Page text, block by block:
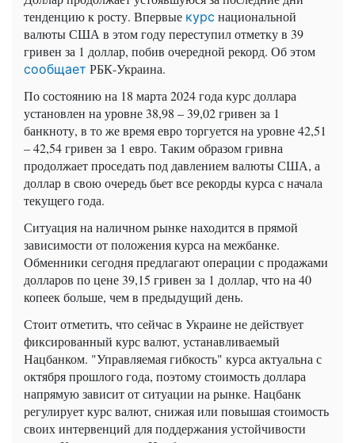
тенденцию к росту. Впервые курс национальной
валюты США в этом году переступил отметку в 39
гривен за 1 доллар, побив очередной рекорд. Об этом
сообщает РБК-Украина.
По состоянию на 18 марта 2024 года курс доллара
установлен на уровне 38,98 – 39,02 гривен за 1
банкноту, в то же время евро торгуется на уровне 42,51
– 42,54 гривен за 1 евро. Таким образом гривна
продолжает проседать под давлением валюты США, а
доллар в свою очередь бьет все рекорды курса с начала
текущего года.
Ситуация на наличном рынке находится в прямой
зависимости от положения курса на межбанке.
Обменники сегодня предлагают операции с продажами
долларов по цене 39,15 гривен за 1 доллар, что на 40
копеек больше, чем в предыдущий день.
Стоит отметить, что сейчас в Украине не действует
фиксированный курс валют, устанавливаемый
Нацбанком. "Управляемая гибкость" курса актуальна с
октября прошлого года, поэтому стоимость доллара
напрямую зависит от ситуации на рынке. Нацбанк
регулирует курс валют, снижая или повышая стоимость
своих интервенций для поддержания устойчивости